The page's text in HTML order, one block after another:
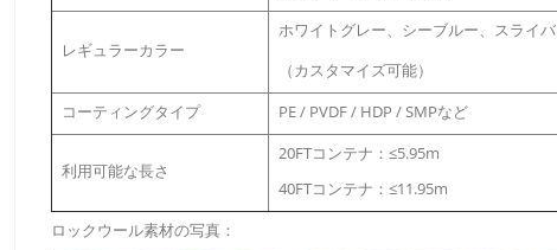
レギュラーカラー
ホワイトグレー、シーブルー、スライ
（カスタマイズ可能）
コーティングタイプ
PE / PVDF / HDP / SMPなど
利用可能な長さ
20FTコンテナ：≤5.95m
40FTコンテナ：≤11.95m
ロックウール素材の写真：